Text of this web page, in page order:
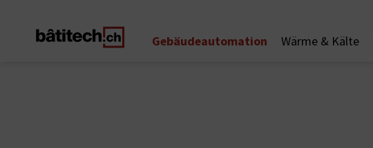
Gebäudeautomation
Wärme & Kälte